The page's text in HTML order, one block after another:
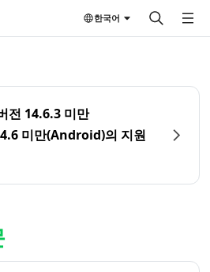
한국어
전 14.6.3 미만
미만(Android)의 지원